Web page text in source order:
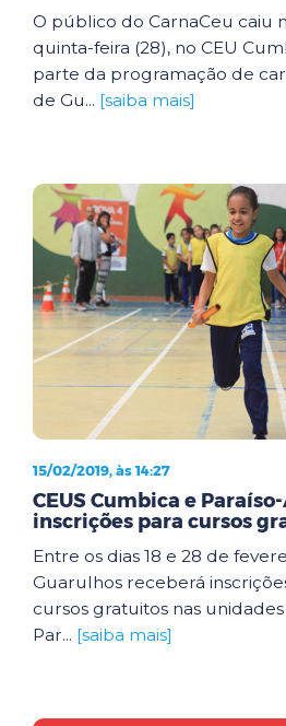
O público do CarnaCeu caiu
quinta-feira (28), no CEU
parte da programação de
de Gu... [saiba mais]
15/02/2019, às 14:27
CEUS Cumbica e
inscrições para cursos
Entre os dias 18 e 28 de
Guarulhos receberá
cursos gratuitos nas
Par... [saiba mais]